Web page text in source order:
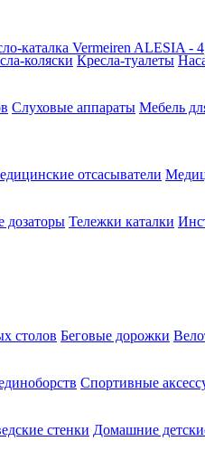
коляски Кресла-туалеты
Слуховые аппараты Мебель
отсасыватели
Тележки каталки
столов Беговые дорожки
Спортивные
стенки Домашние